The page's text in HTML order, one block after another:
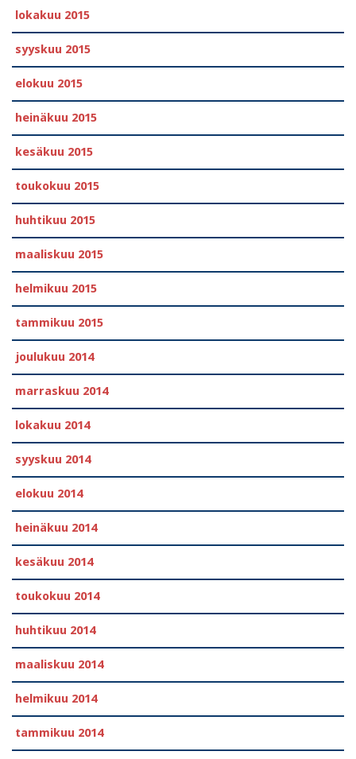
lokakuu 2015
syyskuu 2015
elokuu 2015
heinäkuu 2015
kesäkuu 2015
toukokuu 2015
huhtikuu 2015
maaliskuu 2015
helmikuu 2015
tammikuu 2015
joulukuu 2014
marraskuu 2014
lokakuu 2014
syyskuu 2014
elokuu 2014
heinäkuu 2014
kesäkuu 2014
toukokuu 2014
huhtikuu 2014
maaliskuu 2014
helmikuu 2014
tammikuu 2014